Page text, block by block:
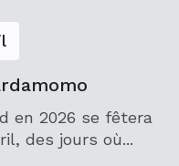
en 2026 se fêtera
des jours où...